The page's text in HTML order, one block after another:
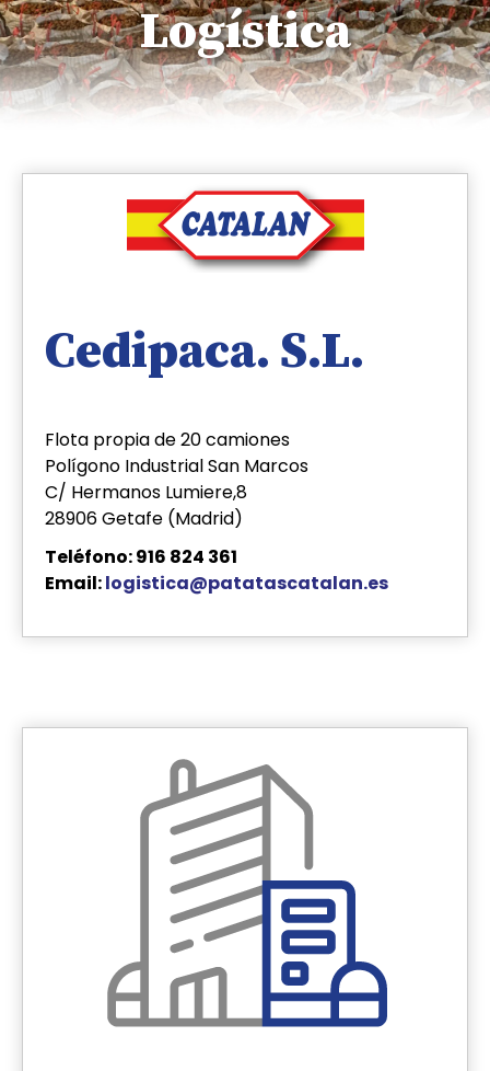
Logística
Cedipaca. S.L.
Flota propia de 20 camiones
Polígono Industrial San Marcos
C/ Hermanos Lumiere,8
28906 Getafe (Madrid)
Teléfono: 916 824 361
Email:logistica@patatascatalan.es